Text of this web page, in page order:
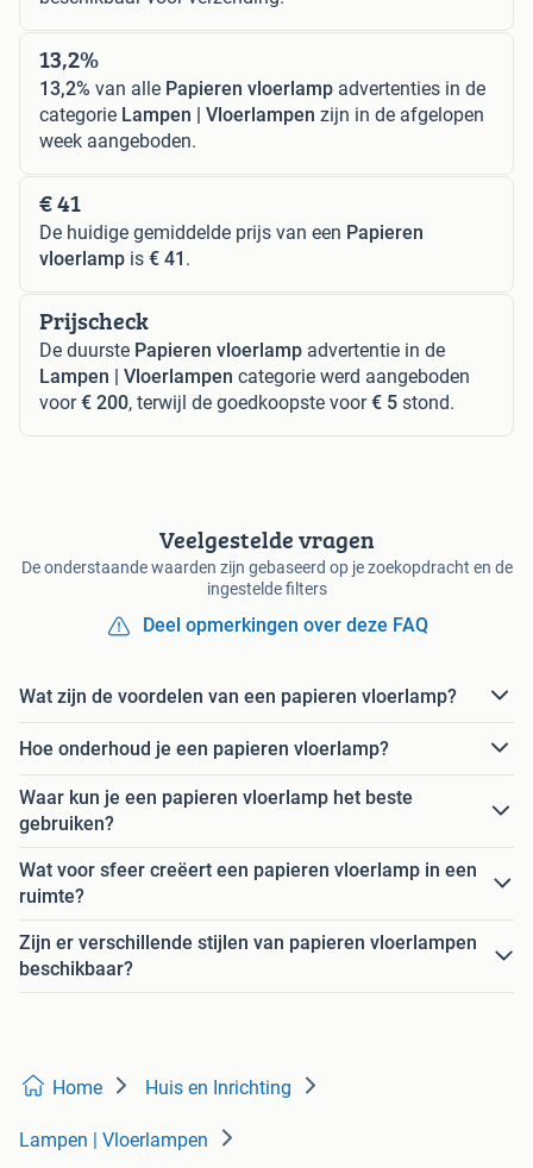
13,2%
13,2% van alle Papieren vloerlamp advertenties in de
categorie Lampen | Vloerlampen zijn in de afgelopen
week aangeboden.
€ 41
De huidige gemiddelde prijs van een Papieren
vloerlamp is € 41 .
Prijscheck
De duurste Papieren vloerlamp advertentie in de
Lampen | Vloerlampen categorie werd aangeboden
voor€ 200, terwijl de goedkoopste voor€ 5 stond.
Veelgestelde vragen
De onderstaande waarden zijn gebaseerd op je zoekopdracht en de
ingestelde filters
Deel opmerkingen over deze FAQ
Wat zijn de voordelen van een papieren vloerlamp?
Hoe onderhoud je een papieren vloerlamp?
Waar kun je een papieren vloerlamp het beste
gebruiken?
Wat voor sfeer creëert een papieren vloerlamp in een
ruimte?
Zijn er verschillende stijlen van papieren vloerlampen
beschikbaar?
Home Huis en Inrichting
Lampen | Vloerlampen